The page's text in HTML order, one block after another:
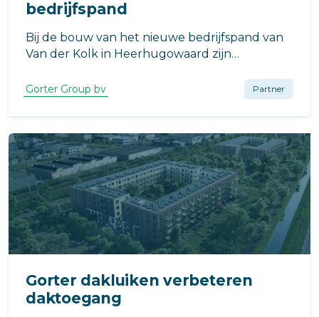
bedrijfspand
Bij de bouw van het nieuwe bedrijfspand van
Van der Kolk in Heerhugowaard zijn
Gorter geïntegreerd.
Gorter Group bv Partner
Gorter dakluiken verbeteren
daktoegang